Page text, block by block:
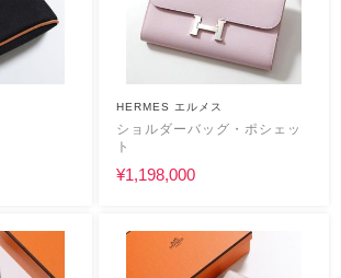
HERMES エルメス
ショルダーバッグ・ポシェッ
ト
¥1,198,000